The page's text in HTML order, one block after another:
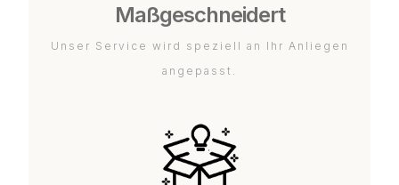
Maßgeschneidert
Unser Service wird speziell an Ihr Anliegen
angepasst.